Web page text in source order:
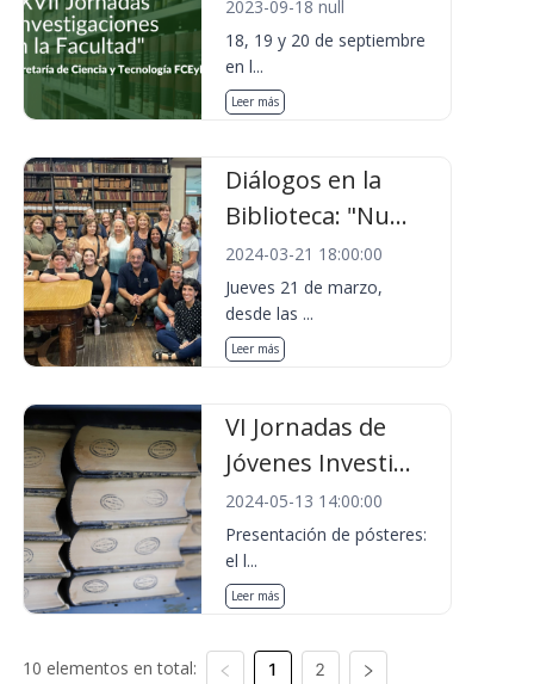
2023-09-18 null
18, 19 y 20 de septiembre
en l...
Leer más
Diálogos en la
Biblioteca: "Nu...
2024-03-21 18:00:00
Jueves 21 de marzo,
desde las ...
Leer más
VI Jornadas de
Jóvenes Investi...
2024-05-13 14:00:00
Presentación de pósteres:
el l...
Leer más
10 elementos en total: 1 2